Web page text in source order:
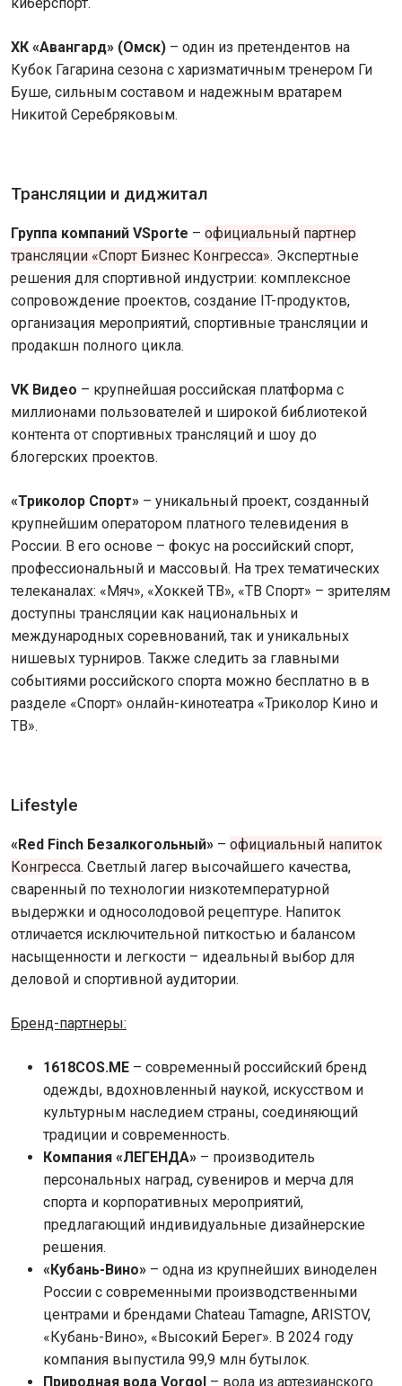
ХК «Авангард» (Омск) – один из претендентов на
Кубок Гагарина сезона с харизматичным тренером Ги
Буше, сильным составом и надежным вратарем
Никитой Серебряковым.
Трансляции и диджитал
Группа компаний VSporte – официальный партнер
трансляции «Спорт Бизнес Конгресса». Экспертные
решения для спортивной индустрии: комплексное
сопровождение проектов, создание IT-продуктов,
организация мероприятий, спортивные трансляции и
продакшн полного цикла.
VK Видео – крупнейшая российская платформа с
миллионами пользователей и широкой библиотекой
контента от спортивных трансляций и шоу до
блогерских проектов.
«Триколор Спорт» – уникальный проект, созданный
крупнейшим оператором платного телевидения в
России. В его основе – фокус на российский спорт,
профессиональный и массовый. На трех тематических
телеканалах: «Мяч», «Хоккей ТВ», «ТВ Спорт» – зрителям
доступны трансляции как национальных и
международных соревнований, так и уникальных
нишевых турниров. Также следить за главными
событиями российского спорта можно бесплатно в в
разделе «Спорт» онлайн-кинотеатра «Триколор Кино и
ТВ».
Lifestyle
«Red Finch Безалкогольный» – официальный напиток
Конгресса. Светлый лагер высочайшего качества,
сваренный по технологии низкотемпературной
выдержки и односолодовой рецептуре. Напиток
отличается исключительной питкостью и балансом
насыщенности и легкости – идеальный выбор для
деловой и спортивной аудитории.
Бренд-партнеры:
1618COS.ME – современный российский бренд
одежды, вдохновленный наукой, искусством и
культурным наследием страны, соединяющий
традиции и современность.
Компания «ЛЕГЕНДА» – производитель
персональных наград, сувениров и мерча для
спорта и корпоративных мероприятий,
предлагающий индивидуальные дизайнерские
решения.
«Кубань-Вино» – одна из крупнейших виноделен
России с современными производственными
центрами и брендами Chateau Tamagne, ARISTOV,
«Кубань-Вино», «Высокий Берег». В 2024 году
компания выпустила 99,9 млн бутылок.
Природная вода Vorgol – вода из артезианского